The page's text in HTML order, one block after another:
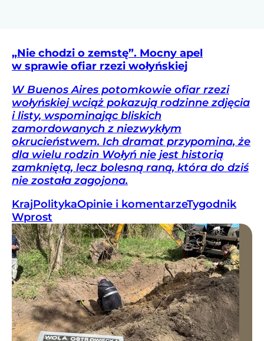
„Nie chodzi o zemstę”. Mocny apel
w sprawie ofiar rzezi wołyńskiej
W Buenos Aires potomkowie ofiar rzezi
wołyńskiej wciąż pokazują rodzinne zdjęcia
i listy, wspominając bliskich
zamordowanych z niezwykłym
okrucieństwem. Ich dramat przypomina, że
dla wielu rodzin Wołyń nie jest historią
zamkniętą, lecz bolesną raną, która do dziś
nie została zagojona.
KrajPolitykaOpinie i komentarzeTygodnik
Wprost